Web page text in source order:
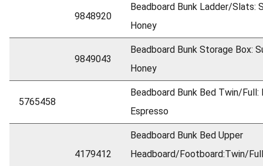
9848920
Beadboard Bunk Ladder/Slats:
Honey
9849043
Beadboard Bunk Storage Box:
Honey
5765458
Beadboard Bunk Bed Twin/Full:
Espresso
4179412
Beadboard Bunk Bed Upper
Headboard/Footboard:Twin/